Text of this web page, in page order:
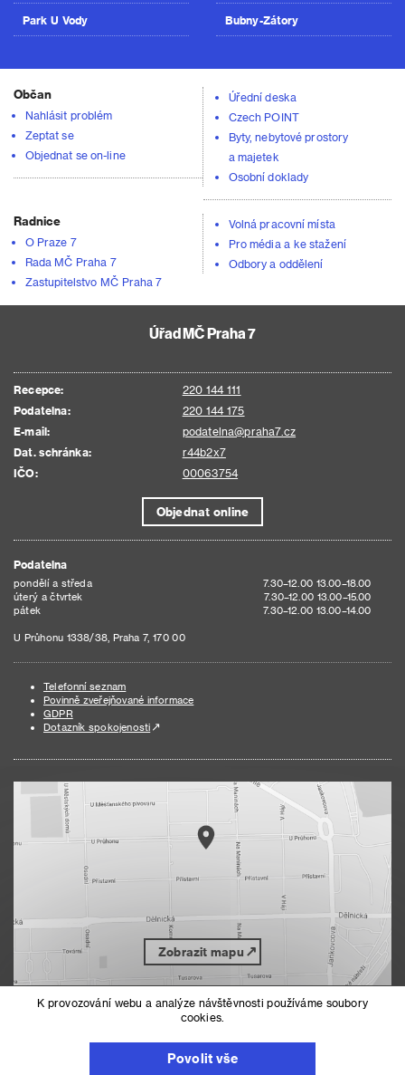
Park U Vody Bubny-Zátory
Občan
Nahlásit problém
Zeptat se
Objednat se on-line
Úřední deska
Czech POINT
Byty, nebytové prostory
a majetek
Osobní doklady
Radnice
O Praze 7
Rada MČ Praha 7
Zastupitelstvo MČ Praha 7
Volná pracovní místa
Pro média a ke stažení
Odbory a oddělení
Úřad MČ Praha 7
Recepce:
220 144 111
Podatelna:
220 144 175
E-mail:
podatelna@praha7.cz
Dat. schránka:
r44b2x7
IČO:
00063754
Objednat online
Podatelna
pondělí a středa
7.30–12.00 13.00–18.00
úterý a čtvrtek
7.30–12.00 13.00–15.00
pátek
7.30–12.00 13.00–14.00
U Průhonu 1338/38, Praha 7, 170 00
Telefonní seznam
Povinně zveřejňované informace
GDPR
Dotazník spokojenosti
Zobrazit mapu
K provozování webu a analýze návštěvnosti používáme soubory
cookies.
Povolit vše